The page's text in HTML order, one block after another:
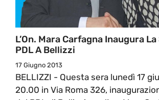
L’On. Mara Carfagna Inaugura La
PDL A Bellizzi
17 Giugno 2013
BELLIZZI - Questa sera lunedì 17
20.00 in Via Roma 326,